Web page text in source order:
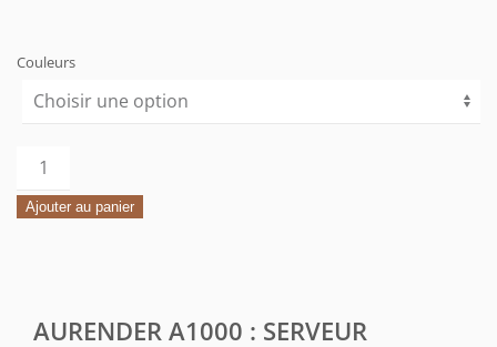
Couleurs
quantité
Aurender
Ajouter au panier
AURENDER A1000 : SERVEUR